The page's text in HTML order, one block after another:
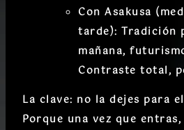
Con Asakusa
tarde): Tradición
mañana,
Contraste total,
La clave: no la dejes para
Porque una vez que